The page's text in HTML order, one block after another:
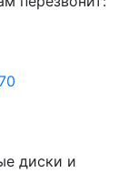
диски и